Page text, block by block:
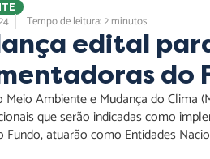
Tempo de leitura: 2 minutos
edital
do
Ambiente e Mudança do Clima
que serão indicadas como
Fundo, atuarão como Entidades